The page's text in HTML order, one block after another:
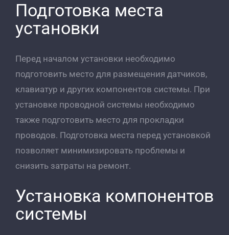
Подготовка места
установки
Перед началом установки необходимо
подготовить место для размещения датчиков,
клавиатур и других компонентов системы. При
установке проводной системы необходимо
также подготовить место для прокладки
проводов. Подготовка места перед установкой
позволяет минимизировать проблемы и
снизить затраты на ремонт.
Установка компонентов
системы